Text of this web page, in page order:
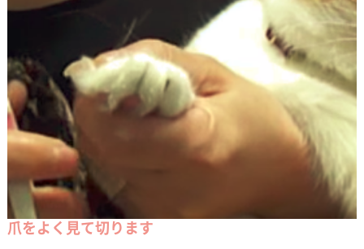
爪をよく見て切ります